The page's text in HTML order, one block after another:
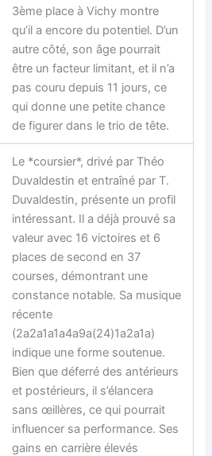
3ème place à Vichy montre
qu’il a encore du potentiel. D’un
autre côté, son âge pourrait
être un facteur limitant, et il n’a
pas couru depuis 11 jours, ce
qui donne une petite chance
de figurer dans le trio de tête.
Le *coursier*, drivé par Théo
Duvaldestin et entraîné par T.
Duvaldestin, présente un profil
intéressant. Il a déjà prouvé sa
valeur avec 16 victoires et 6
places de second en 37
courses, démontrant une
constance notable. Sa musique
récente
(2a2a1a1a4a9a(24)1a2a1a)
indique une forme soutenue.
Bien que déferré des antérieurs
et postérieurs, il s’élancera
sans œillères, ce qui pourrait
influencer sa performance. Ses
gains en carrière élevés